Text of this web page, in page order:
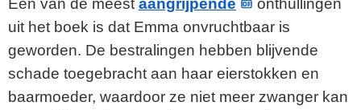
Een van de meest aangrijpende
onthullingen
uit het boek is dat Emma onvruchtbaar is
geworden. De bestralingen hebben blijvende
schade toegebracht aan haar eierstokken en
baarmoeder, waardoor ze niet meer zwanger kan